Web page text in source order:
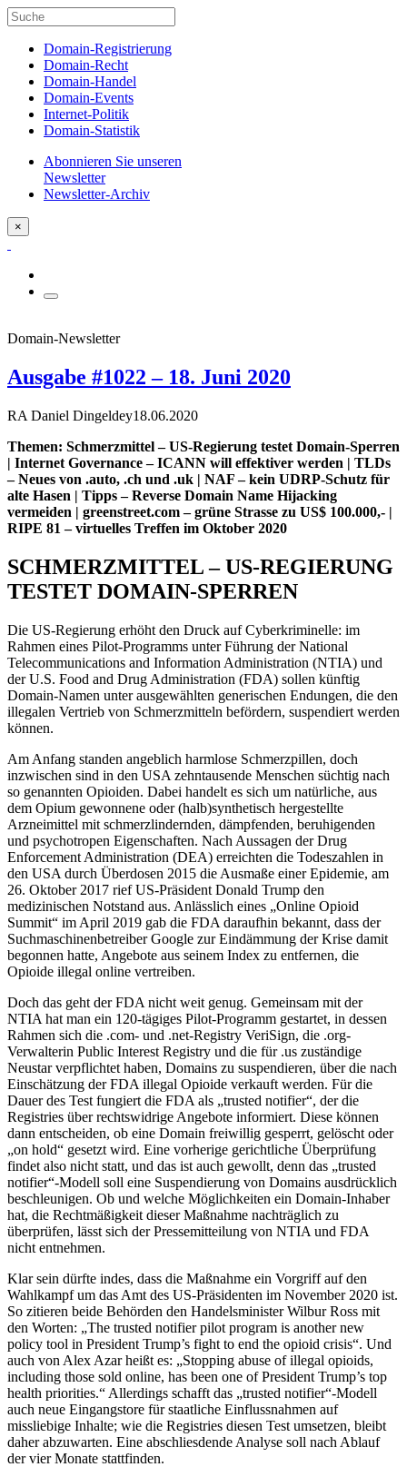
Domain-Registrierung
Domain-Recht
Domain-Handel
Domain-Events
Internet-Politik
Domain-Statistik
Abonnieren Sie unseren
Newsletter
Newsletter-Archiv
×
Domain-Newsletter
Ausgabe #1022 – 18. Juni 2020
RA Daniel Dingeldey18.06.2020
Themen: Schmerzmittel – US-Regierung testet Domain-Sperren
| Internet Governance – ICANN will effektiver werden | TLDs
– Neues von .auto, .ch und .uk | NAF – kein UDRP-Schutz für
alte Hasen | Tipps – Reverse Domain Name Hijacking
vermeiden | greenstreet.com – grüne Strasse zu US$ 100.000,- |
RIPE 81 – virtuelles Treffen im Oktober 2020
SCHMERZMITTEL – US-REGIERUNG
TESTET DOMAIN-SPERREN
Die US-Regierung erhöht den Druck auf Cyberkriminelle: im
Rahmen eines Pilot-Programms unter Führung der National
Telecommunications and Information Administration (NTIA) und
der U.S. Food and Drug Administration (FDA) sollen künftig
Domain-Namen unter ausgewählten generischen Endungen, die den
illegalen Vertrieb von Schmerzmitteln befördern, suspendiert werden
können.
Am Anfang standen angeblich harmlose Schmerzpillen, doch
inzwischen sind in den USA zehntausende Menschen süchtig nach
so genannten Opioiden. Dabei handelt es sich um natürliche, aus
dem Opium gewonnene oder (halb)synthetisch hergestellte
Arzneimittel mit schmerzlindernden, dämpfenden, beruhigenden
und psychotropen Eigenschaften. Nach Aussagen der Drug
Enforcement Administration (DEA) erreichten die Todeszahlen in
den USA durch Überdosen 2015 die Ausmaße einer Epidemie, am
26. Oktober 2017 rief US-Präsident Donald Trump den
medizinischen Notstand aus. Anlässlich eines „Online Opioid
Summit“ im April 2019 gab die FDA daraufhin bekannt, dass der
Suchmaschinenbetreiber Google zur Eindämmung der Krise damit
begonnen hatte, Angebote aus seinem Index zu entfernen, die
Opioide illegal online vertreiben.
Doch das geht der FDA nicht weit genug. Gemeinsam mit der
NTIA hat man ein 120-tägiges Pilot-Programm gestartet, in dessen
Rahmen sich die .com- und .net-Registry VeriSign, die .org-
Verwalterin Public Interest Registry und die für .us zuständige
Neustar verpflichtet haben, Domains zu suspendieren, über die nach
Einschätzung der FDA illegal Opioide verkauft werden. Für die
Dauer des Test fungiert die FDA als „trusted notifier“, der die
Registries über rechtswidrige Angebote informiert. Diese können
dann entscheiden, ob eine Domain freiwillig gesperrt, gelöscht oder
„on hold“ gesetzt wird. Eine vorherige gerichtliche Überprüfung
findet also nicht statt, und das ist auch gewollt, denn das „trusted
notifier“-Modell soll eine Suspendierung von Domains ausdrücklich
beschleunigen. Ob und welche Möglichkeiten ein Domain-Inhaber
hat, die Rechtmäßigkeit dieser Maßnahme nachträglich zu
überprüfen, lässt sich der Pressemitteilung von NTIA und FDA
nicht entnehmen.
Klar sein dürfte indes, dass die Maßnahme ein Vorgriff auf den
Wahlkampf um das Amt des US-Präsidenten im November 2020 ist.
So zitieren beide Behörden den Handelsminister Wilbur Ross mit
den Worten: „The trusted notifier pilot program is another new
policy tool in President Trump’s fight to end the opioid crisis“. Und
auch von Alex Azar heißt es: „Stopping abuse of illegal opioids,
including those sold online, has been one of President Trump’s top
health priorities.“ Allerdings schafft das „trusted notifier“-Modell
auch neue Eingangstore für staatliche Einflussnahmen auf
missliebige Inhalte; wie die Registries diesen Test umsetzen, bleibt
daher abzuwarten. Eine abschliesdende Analyse soll nach Ablauf
der vier Monate stattfinden.